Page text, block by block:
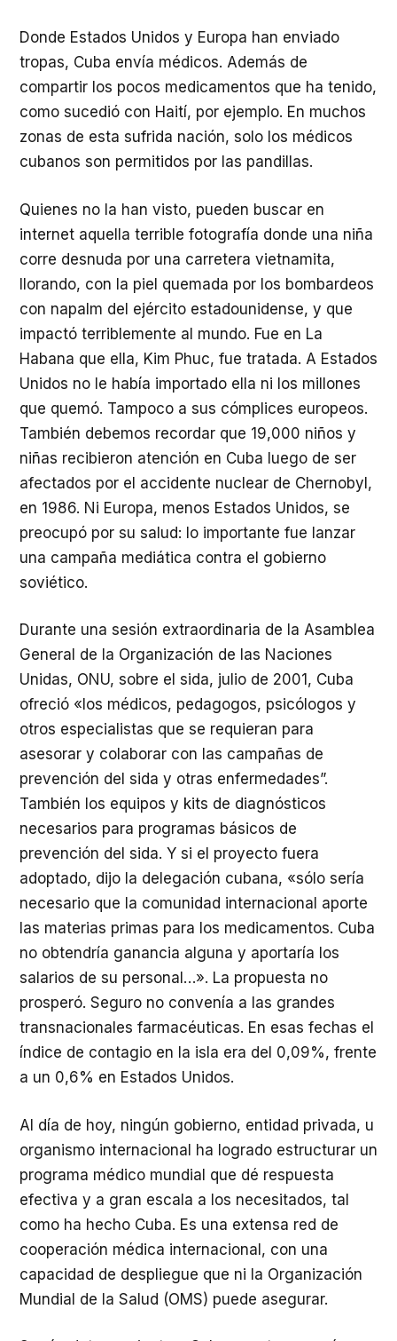
Donde Estados Unidos y Europa han enviado
tropas, Cuba envía médicos. Además de
compartir los pocos medicamentos que ha tenido,
como sucedió con Haití, por ejemplo. En muchos
zonas de esta sufrida nación, solo los médicos
cubanos son permitidos por las pandillas.
Quienes no la han visto, pueden buscar en
internet aquella terrible fotografía donde una niña
corre desnuda por una carretera vietnamita,
llorando, con la piel quemada por los bombardeos
con napalm del ejército estadounidense, y que
impactó terriblemente al mundo. Fue en La
Habana que ella, Kim Phuc, fue tratada. A Estados
Unidos no le había importado ella ni los millones
que quemó. Tampoco a sus cómplices europeos.
También debemos recordar que 19,000 niños y
niñas recibieron atención en Cuba luego de ser
afectados por el accidente nuclear de Chernobyl,
en 1986. Ni Europa, menos Estados Unidos, se
preocupó por su salud: lo importante fue lanzar
una campaña mediática contra el gobierno
soviético.
Durante una sesión extraordinaria de la Asamblea
General de la Organización de las Naciones
Unidas, ONU, sobre el sida, julio de 2001, Cuba
ofreció «los médicos, pedagogos, psicólogos y
otros especialistas que se requieran para
asesorar y colaborar con las campañas de
prevención del sida y otras enfermedades”.
También los equipos y kits de diagnósticos
necesarios para programas básicos de
prevención del sida. Y si el proyecto fuera
adoptado, dijo la delegación cubana, «sólo sería
necesario que la comunidad internacional aporte
las materias primas para los medicamentos. Cuba
no obtendría ganancia alguna y aportaría los
salarios de su personal…». La propuesta no
prosperó. Seguro no convenía a las grandes
transnacionales farmacéuticas. En esas fechas el
índice de contagio en la isla era del 0,09%, frente
a un 0,6% en Estados Unidos.
Al día de hoy, ningún gobierno, entidad privada, u
organismo internacional ha logrado estructurar un
programa médico mundial que dé respuesta
efectiva y a gran escala a los necesitados, tal
como ha hecho Cuba. Es una extensa red de
cooperación médica internacional, con una
capacidad de despliegue que ni la Organización
Mundial de la Salud (OMS) puede asegurar.